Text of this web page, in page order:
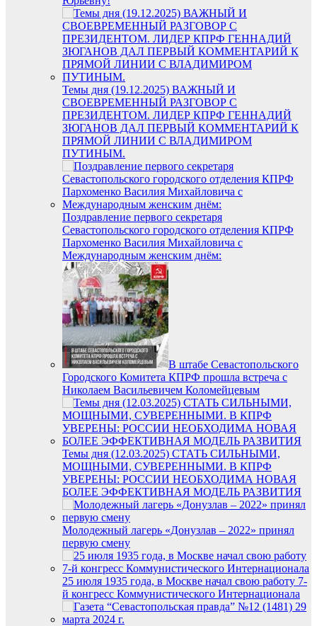
Темы дня (19.12.2025) ВАЖНЫЙ И
СВОЕВРЕМЕННЫЙ РАЗГОВОР С
ПРЕЗИДЕНТОМ. ЛИДЕР КПРФ ГЕННАДИЙ
ЗЮГАНОВ ДАЛ ПЕРВЫЙ КОММЕНТАРИЙ К
ПРЯМОЙ ЛИНИИ С ВЛАДИМИРОМ
ПУТИНЫМ.
Поздравление первого секретаря
Севастопольского городского отделения КПРФ
Пархоменко Василия Михайловича с
Международным женским днём:
В штабе Севастопольского
Городского Комитета КПРФ прошла встреча с
Николаем Васильевичем Коломейцевым
Темы дня (12.03.2025) СТАТЬ СИЛЬНЫМИ,
МОЩНЫМИ, СУВЕРЕННЫМИ. В КПРФ
УВЕРЕНЫ: РОССИИ НЕОБХОДИМА НОВАЯ
БОЛЕЕ ЭФФЕКТИВНАЯ МОДЕЛЬ РАЗВИТИЯ
Молодежный лагерь «Донузлав – 2022» принял
первую смену
25 июля 1935 года, в Москве начал свою работу 7-
й конгресс Коммунистического Интернационала